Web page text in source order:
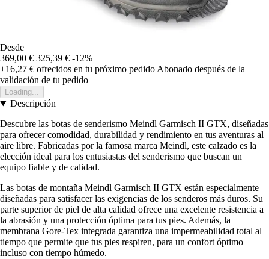
Desde
369,00 € 325,39 € -12%
+16,27 € ofrecidos en tu próximo pedido Abonado después de la
validación de tu pedido
Loading...
Descripción
Descubre las botas de senderismo Meindl Garmisch II GTX, diseñadas
para ofrecer comodidad, durabilidad y rendimiento en tus aventuras al
aire libre. Fabricadas por la famosa marca Meindl, este calzado es la
elección ideal para los entusiastas del senderismo que buscan un
equipo fiable y de calidad.
Las botas de montaña Meindl Garmisch II GTX están especialmente
diseñadas para satisfacer las exigencias de los senderos más duros. Su
parte superior de piel de alta calidad ofrece una excelente resistencia a
la abrasión y una protección óptima para tus pies. Además, la
membrana Gore-Tex integrada garantiza una impermeabilidad total al
tiempo que permite que tus pies respiren, para un confort óptimo
incluso con tiempo húmedo.